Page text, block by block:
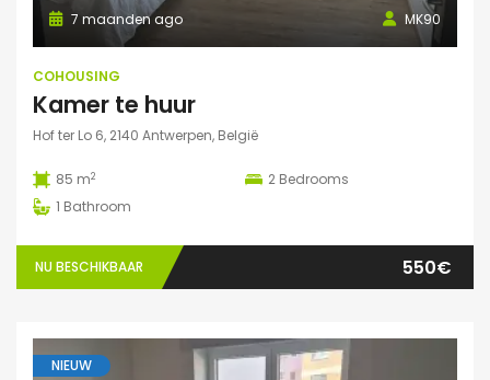
MK90
7 maanden ago
COHOUSING
Kamer te huur
Hof ter Lo 6, 2140 Antwerpen, België
85 m2 2 Bedrooms
1 Bathroom
NU BESCHIKBAAR 550€
NIEUW